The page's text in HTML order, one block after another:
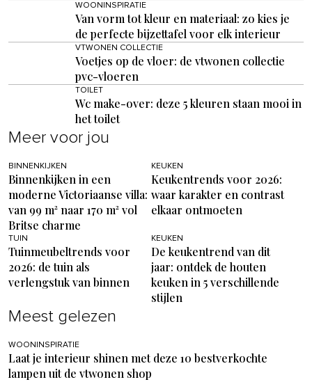
WOONINSPIRATIE
Van vorm tot kleur en materiaal: zo kies je
de perfecte bijzettafel voor elk interieur
VTWONEN COLLECTIE
Voetjes op de vloer: de vtwonen collectie
pvc-vloeren
TOILET
Wc make-over: deze 5 kleuren staan mooi in
het toilet
Meer voor jou
BINNENKIJKEN
Binnenkijken in een
moderne Victoriaanse villa:
van 99 m² naar 170 m² vol
Britse charme
KEUKEN
Keukentrends voor 2026:
waar karakter en contrast
elkaar ontmoeten
TUIN
Tuinmeubeltrends voor
2026: de tuin als
verlengstuk van binnen
KEUKEN
De keukentrend van dit
jaar: ontdek de houten
keuken in 5 verschillende
stijlen
Meest gelezen
WOONINSPIRATIE
Laat je interieur shinen met deze 10 bestverkochte
lampen uit de vtwonen shop